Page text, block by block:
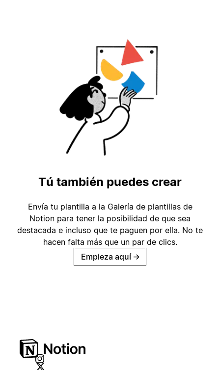
Tú también puedes crear
Envía tu plantilla a la Galería de plantillas de
Notion para tener la posibilidad de que sea
destacada e incluso que te paguen por ella. No te
hacen falta más que un par de clics.
Empieza aquí →